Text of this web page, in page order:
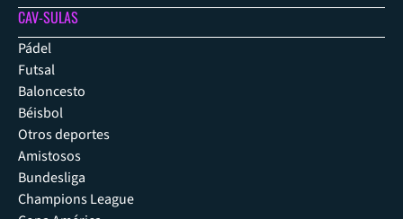
CAV-SULAS
Pádel
Futsal
Baloncesto
Béisbol
Otros deportes
Amistosos
Bundesliga
Champions League